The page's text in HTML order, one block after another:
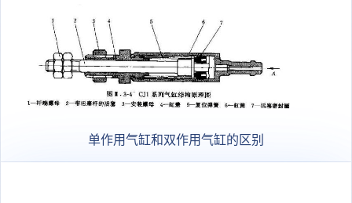
单作用气缸和双作用气缸的区别